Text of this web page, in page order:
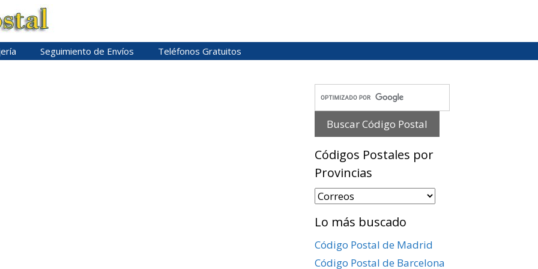
Seguimiento de Envíos Teléfonos Gratuitos
Códigos Postales por
Provincias
Códigos
por
Provincias
Lo más buscado
Código Postal de Madrid
Código Postal de Barcelona